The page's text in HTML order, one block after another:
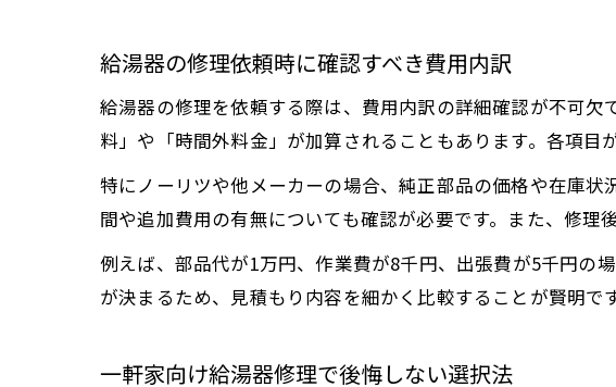
給湯器の修理依頼時に確認すべき費用内訳
給湯器の修理を依頼する際は、費用内訳の詳細確認が不可
料」や「時間外料金」が加算されることもあります。各項目
特にノーリツや他メーカーの場合、純正部品の価格や在庫
間や追加費用の有無についても確認が必要です。また、修理
例えば、部品代が1万円、作業費が8千円、出張費が5千円の
が決まるため、見積もり内容を細かく比較することが賢明です
一軒家向け給湯器修理で後悔しない選択法